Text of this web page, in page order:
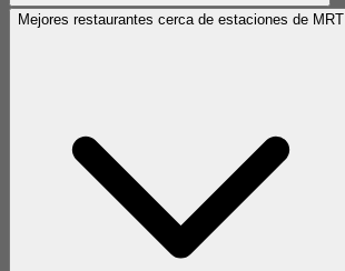
Mejores restaurantes cerca de estaciones de MRT